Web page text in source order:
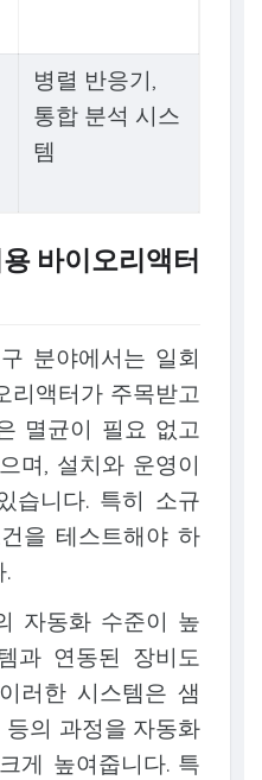
병렬 반응기,
통합 분석 시스
템
바이오리액터
분야에서는 일회
리액터가 주목받고
멸균이 필요 없고
며, 설치와 운영이
습니다. 특히 소규
을 테스트해야 하
자동화 수준이 높
과 연동된 장비도
러한 시스템은 샘
등의 과정을 자동화
게 높여줍니다. 특